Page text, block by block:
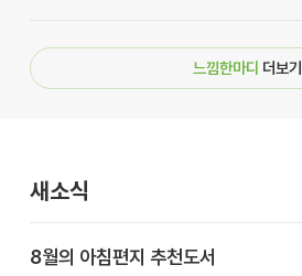
느낌한마디 더보기
새소식
8월의 아침편지 추천도서